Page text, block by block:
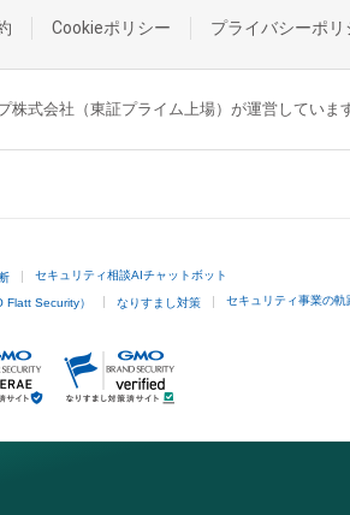
Cookieポリシー プライバシーポリ
株式会社（東証プライム上場）が運営していま
セキュリティ相談AIチャットボット
Flatt Security） なりすまし対策 セキュリティ事業の軌